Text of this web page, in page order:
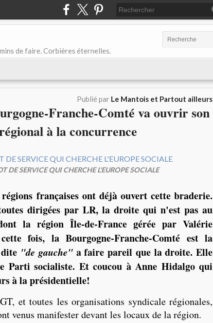
de faire. Corbières éternelles.
Publié par Le Mantois et Partout ailleurs
Franche-Comté va ouvrir son
à la concurrence
DE SERVICE QUI CHERCHE L'EUROPE SOCIALE
françaises ont déjà ouvert cette braderie.
dirigées par LR, la droite qui n'est pas au
la région Île-de-France gérée par Valérie
fois, la Bourgogne-Franche-Comté est la
"de gauche"a faire pareil que la droite. Elle
Parti socialiste. Et coucou à Anne Hidalgo qui
à la présidentielle!
et toutes les organisations syndicale régionales,
venus manifester devant les locaux de la région.